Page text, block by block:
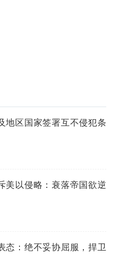
地区国家签署互不侵犯条
美以侵略：衰落帝国欲逆
态：绝不妥协屈服，捍卫